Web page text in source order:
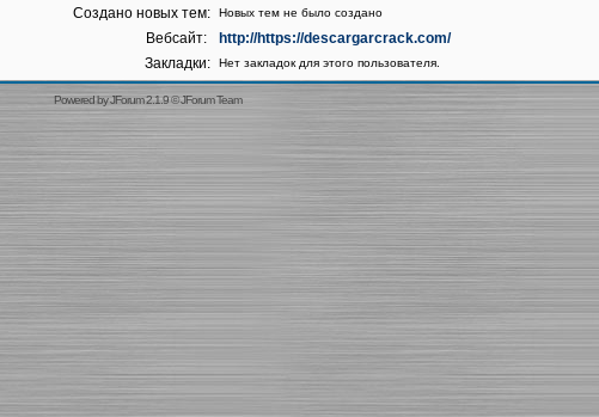
Создано новых тем:
Новых тем не было создано
Вебсайт:
http://https://descargarcrack.com/
Закладки:
Нет закладок для этого пользователя.
Powered byJForum 2.1.9©JForum Team